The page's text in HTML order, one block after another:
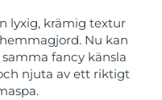
lyxig, krämig textur
Nu kan
fancy känsla
njuta av ett riktigt